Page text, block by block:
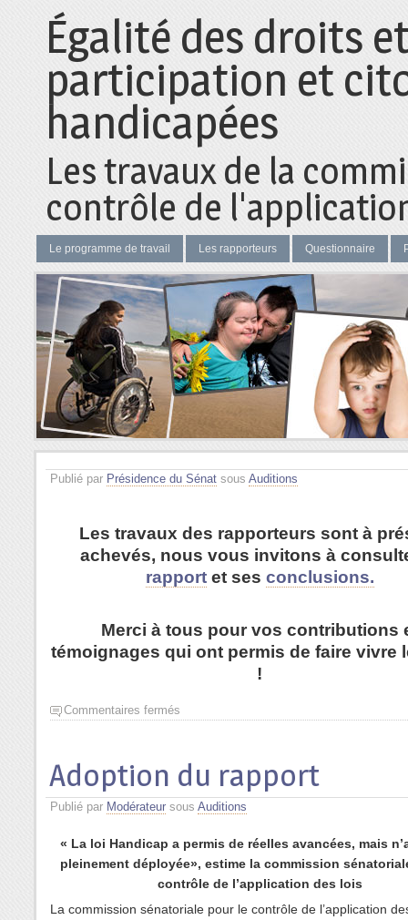
Égalité des droits
participation et
handicapées
Les travaux de la
contrôle de
Le programme de travail Les rapporteurs Questionnaire
Publié par Présidence du Sénat sous Auditions
Les travaux des rapporteurs sont à
achevés, nous vous invitons à
rapportet ses conclusions.
Merci à tous pour vos contributions
témoignages qui ont permis de faire vivre
!
Commentaires fermés
Adoption du rapport
Publié par Modérateur sous Auditions
« La loi Handicap a permis de réelles avancées, mais
pleinement déployée», estime la commission
contrôle de l’application des lois
La commission sénatoriale pour le contrôle de l’application